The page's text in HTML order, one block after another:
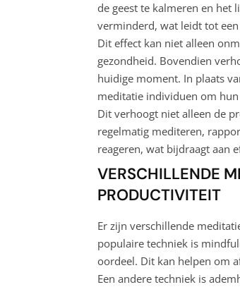
de geest te kalmeren en het
verminderd, wat leidt tot
Dit effect kan niet alleen
gezondheid. Bovendien
huidige moment. In plaats
meditatie individuen om
Dit verhoogt niet alleen de
regelmatig mediteren,
reageren, wat bijdraagt aan
VERSCHILLENDE
PRODUCTIVITEIT
Er zijn verschillende
populaire techniek is
oordeel. Dit kan helpen om
Een andere techniek is